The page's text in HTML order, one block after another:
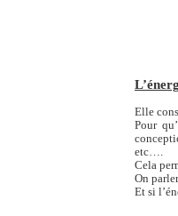
Elle
Pour
etc….
Cela
On
Et si